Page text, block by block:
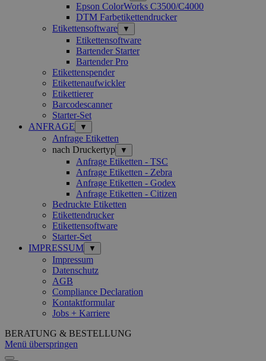
Epson ColorWorks C3500/C4000
DTM Farbetikettendrucker
Etikettensoftware
▼
Etikettensoftware
Bartender Starter
Bartender Pro
Etikettenspender
Etikettenaufwickler
Etikettierer
Barcodescanner
Starter-Set
ANFRAGE
▼
Anfrage Etiketten
nach Druckertyp
▼
Anfrage Etiketten - TSC
Anfrage Etiketten - Zebra
Anfrage Etiketten - Godex
Anfrage Etiketten - Citizen
Bedruckte Etiketten
Etikettendrucker
Etikettensoftware
Starter-Set
IMPRESSUM
▼
Impressum
Datenschutz
AGB
Compliance Declaration
Kontaktformular
Jobs + Karriere
BERATUNG & BESTELLUNG
Menü überspringen